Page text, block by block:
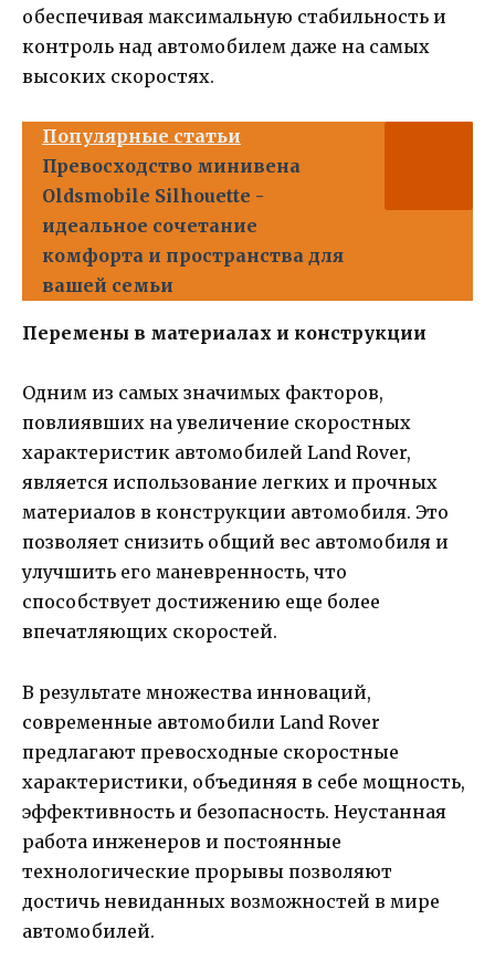
обеспечивая максимальную стабильность и
контроль над автомобилем даже на самых
высоких скоростях.
Популярные статьи
Превосходство минивена
Oldsmobile Silhouette -
идеальное сочетание
комфорта и пространства для
вашей семьи
Перемены в материалах и конструкции
Одним из самых значимых факторов,
повлиявших на увеличение скоростных
характеристик автомобилей Land Rover,
является использование легких и прочных
материалов в конструкции автомобиля. Это
позволяет снизить общий вес автомобиля и
улучшить его маневренность, что
способствует достижению еще более
впечатляющих скоростей.
В результате множества инноваций,
современные автомобили Land Rover
предлагают превосходные скоростные
характеристики, объединяя в себе мощность,
эффективность и безопасность. Неустанная
работа инженеров и постоянные
технологические прорывы позволяют
достичь невиданных возможностей в мире
автомобилей.